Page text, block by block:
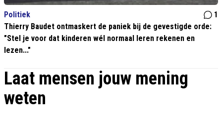
Politiek
1
Thierry Baudet ontmaskert de paniek bij de gevestigde orde:
"Stel je voor dat kinderen wél normaal leren rekenen en
lezen..."
Laat mensen jouw mening
weten